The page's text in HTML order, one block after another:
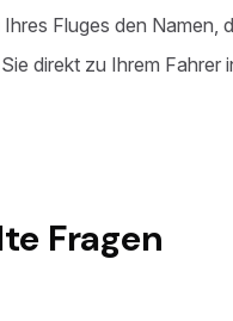
Ihres Fluges den
direkt zu Ihrem
Fragen